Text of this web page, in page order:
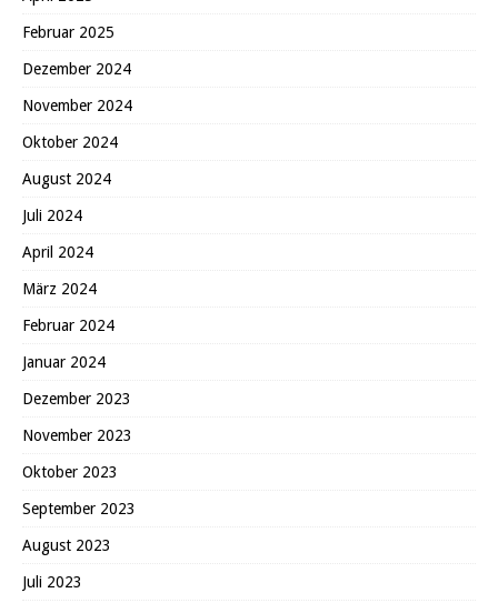
Februar 2025
Dezember 2024
November 2024
Oktober 2024
August 2024
Juli 2024
April 2024
März 2024
Februar 2024
Januar 2024
Dezember 2023
November 2023
Oktober 2023
September 2023
August 2023
Juli 2023